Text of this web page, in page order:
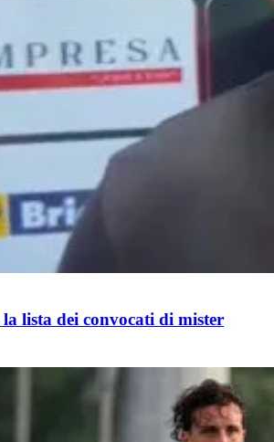
lista dei convocati di mister